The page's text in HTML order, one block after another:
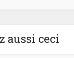
aussi ceci